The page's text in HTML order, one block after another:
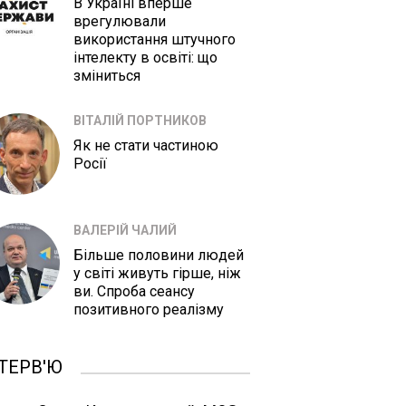
врегулювали
використання штучного
інтелекту в освіті: що
зміниться
ВІТАЛІЙ ПОРТНИКОВ
Як не стати частиною
Росії
ВАЛЕРІЙ ЧАЛИЙ
Більше половини людей
у світі живуть гірше, ніж
ви. Спроба сеансу
позитивного реалізму